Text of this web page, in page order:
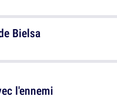
l'ennemi
Bielsa